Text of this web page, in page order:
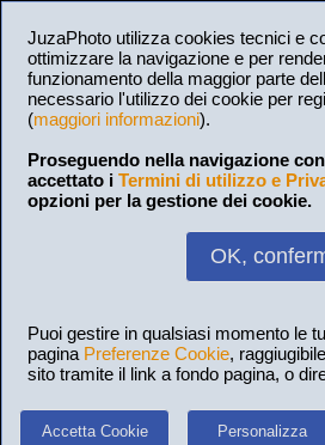
JuzaPhoto utilizza cookies tecnici e
ottimizzare la navigazione e per
funzionamento della maggior parte
necessario l'utilizzo dei cookie per
(maggiori informazioni).
Proseguendo nella navigazione
accettato i Termini di utilizzo e
opzioni per la gestione dei cookie.
OK,
Puoi gestire in qualsiasi momento le
pagina Preferenze Cookie,
sito tramite il link a fondo pagina, o
Accetta Cookie Personalizza